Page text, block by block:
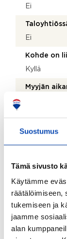
Suostumus
Tämä sivusto
Käytämme
räätälöimiseen,
tukemiseen ja
jaamme
alan
Ei
Ei
Kohde on
Kyllä
Myyjän
Kohteen
Hyvä
Taloyhtiö
Taloyhtiön
Asunto-
Taloyhtiön
0102409-8